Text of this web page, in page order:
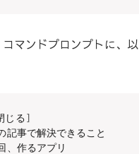
マンドプロンプトに、
じる]
事で解決できること
、作るアプリ